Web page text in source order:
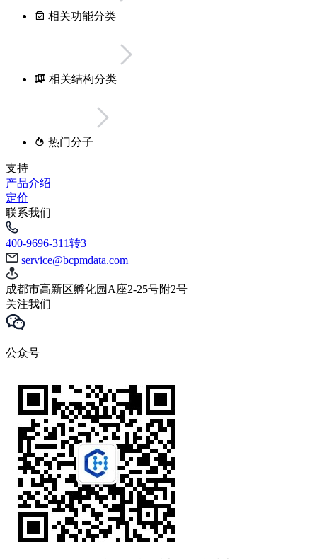
相关功能分类
相关结构分类
热门分子
支持
产品介绍
定价
联系我们
400-9696-311转3
service@bcpmdata.com
成都市高新区孵化园A座2-25号附2号
关注我们
公众号